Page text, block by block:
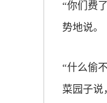
“你们费
势地说。
“什么偷
菜园子说